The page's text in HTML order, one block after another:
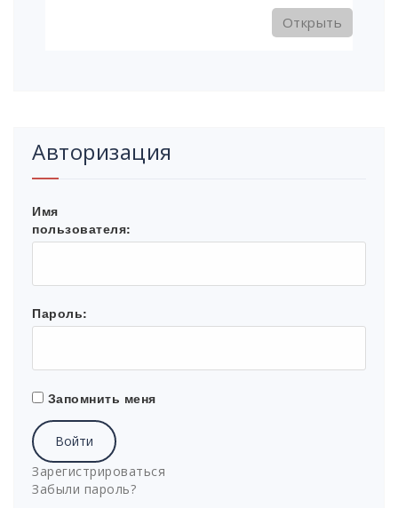
Открыть
Авторизация
Имя
пользователя:
Пароль:
Запомнить меня
Войти
Зарегистрироваться
Забыли пароль?